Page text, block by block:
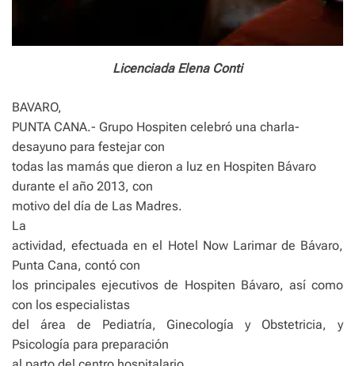
Licenciada Elena Conti
BAVARO,
PUNTA CANA.- Grupo Hospiten celebró una charla-
desayuno para festejar con
todas las mamás que dieron a luz en Hospiten Bávaro
durante el año 2013, con
motivo del día de Las Madres.
La
actividad, efectuada en el Hotel Now Larimar de Bávaro,
Punta Cana, contó con
los principales ejecutivos de Hospiten Bávaro, así como
con los especialistas
del área de Pediatría, Ginecología y Obstetricia, y
Psicología para preparación